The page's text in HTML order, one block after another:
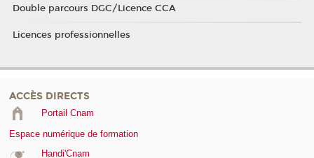
Double parcours DGC/Licence CCA
Licences professionnelles
ACCÈS DIRECTS
Portail Cnam
Espace numérique de formation
Handi'Cnam